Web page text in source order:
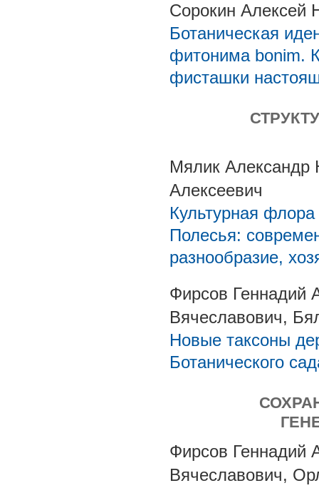
Сорокин Алексей
Ботаническая
фитонима bonim.
фисташки
Мялик Александр
Алексеевич
Культурная
Полесья:
разнообразие,
Фирсов Геннадий
Вячеславович,
Новые таксоны
Ботанического
Фирсов Геннадий
Вячеславович,